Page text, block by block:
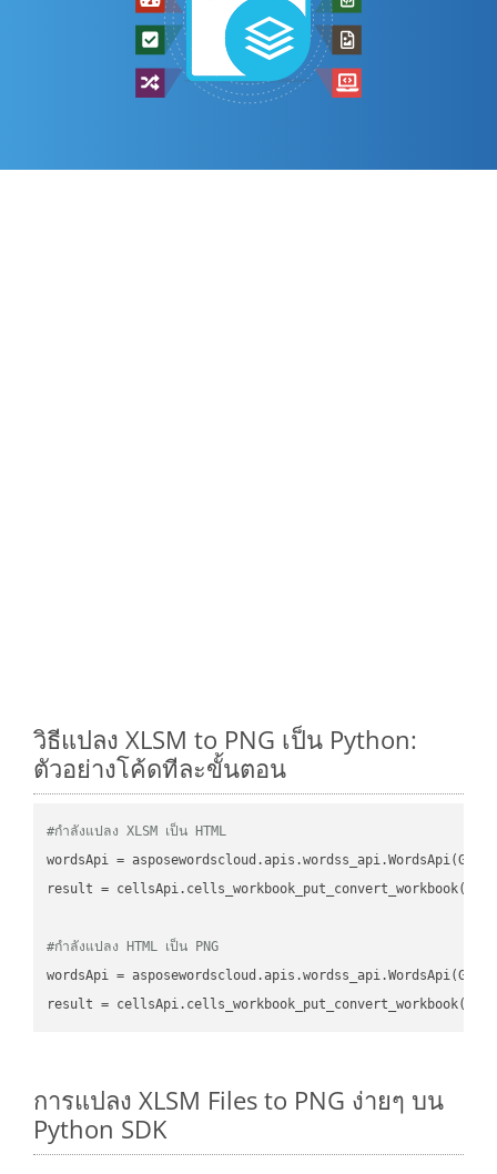
วิธีแปลง XLSM to PNG เป็น Python:
ตัวอย่างโค้ดทีละขั้นตอน
#กำลังแปลง XLSM เป็น HTML
wordsApi =
result =
#กำลังแปลง HTML เป็น PNG
wordsApi =
result =
การแปลง XLSM Files to PNG ง่ายๆ บน
Python SDK